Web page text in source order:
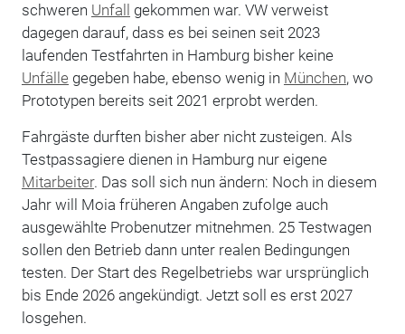
schweren Unfall gekommen war. VW verweist
dagegen darauf, dass es bei seinen seit 2023
laufenden Testfahrten in Hamburg bisher keine
Unfälle gegeben habe, ebenso wenig in München, wo
Prototypen bereits seit 2021 erprobt werden.
Fahrgäste durften bisher aber nicht zusteigen. Als
Testpassagiere dienen in Hamburg nur eigene
Mitarbeiter. Das soll sich nun ändern: Noch in diesem
Jahr will Moia früheren Angaben zufolge auch
ausgewählte Probenutzer mitnehmen. 25 Testwagen
sollen den Betrieb dann unter realen Bedingungen
testen. Der Start des Regelbetriebs war ursprünglich
bis Ende 2026 angekündigt. Jetzt soll es erst 2027
losgehen.